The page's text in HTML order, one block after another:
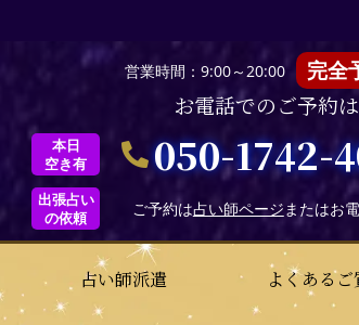
営業時間：9:00～20:00 完全
お電話でのご予約
本日
空き有
050-1742-
出張占い
の依頼
ご予約は占い師ページまたはお
占い師派遣
よくあるご